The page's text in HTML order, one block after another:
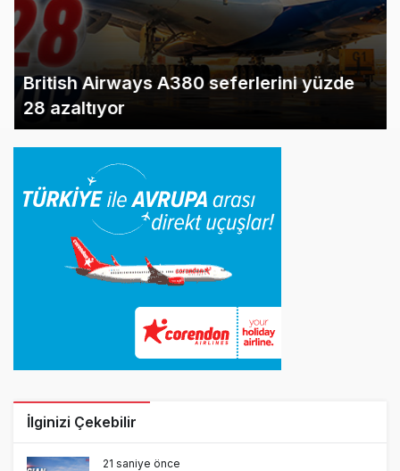
British Airways A380 seferlerini yüzde
28 azaltıyor
İlginizi Çekebilir
21 saniye önce